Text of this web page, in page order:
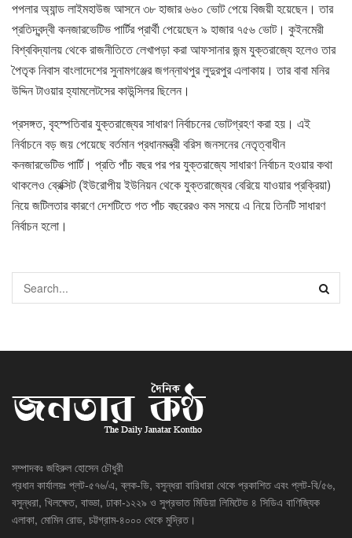
পপলার অ্যান্ড লাইমহাউজ আসনে ৩৮ হাজার ৬৬০ ভোট পেয়ে বিজয়ী হয়েছেন। তার
প্রতিদ্বন্দ্বী কনজারভেটিভ পার্টির প্রার্থী পেয়েছেন ৯ হাজার ৭৫৬ ভোট। কুইনমেরী
বিশ্ববিদ্যালয় থেকে রাজনীতিতে লেখাপড়া করা আফসানার জন্ম যুক্তরাজ্যে হলেও তার
পৈতৃক নিবাস বাংলাদেশের সুনামগঞ্জের জগন্নাথপুর লুদুরপুর এলাকায়। তার বাবা মনির
উদ্দিন টাওয়ার হ্যামলেটসের কাউন্সিলর ছিলেন।
প্রসঙ্গত, বৃহস্পতিবার যুক্তরাজ্যের সাধারণ নির্বাচনের ভোটগ্রহণ করা হয়। এই
নির্বাচনে বড় জয় পেয়েছে বর্তমান প্রধানমন্ত্রী বরিস জনসনের নেতৃত্বাধীন
কনজারভেটিভ পার্টি। প্রতি পাঁচ বছর পর পর যুক্তরাজ্যে সাধারণ নির্বাচন হওয়ার কথা
থাকলেও ব্রেক্সিট (ইউরোপীয় ইউনিয়ন থেকে যুক্তরাজ্যের বেরিয়ে যাওয়ার প্রক্রিয়া)
নিয়ে জটিলতার কারণে দেশটিতে গত পাঁচ বছরেরও কম সময়ে এ নিয়ে তিনটি সাধারণ
নির্বাচন হলো।
সম্পাদকঃ জহিরুল হোসেন চৌধুরী
প্রধান কার্যালয়ঃ প্লট-৫৭৬/এ, ব্লক-ডি, বসুন্ধরা বারিধারা থেকে প্রকাশিত এবং প্লট-বি/৫৬,
বসুন্ধরা, খিলক্ষেত, বাড্ডা, ঢাকা-১২২৯ ও সুপ্রভাত মিডিয়া লিমিটেড ৪ সিডিএ বাণিজ্যিক
এলাকা, মোমিন রোড, চট্টগ্রাম-৪০০০ থেকে মুদ্রিত।